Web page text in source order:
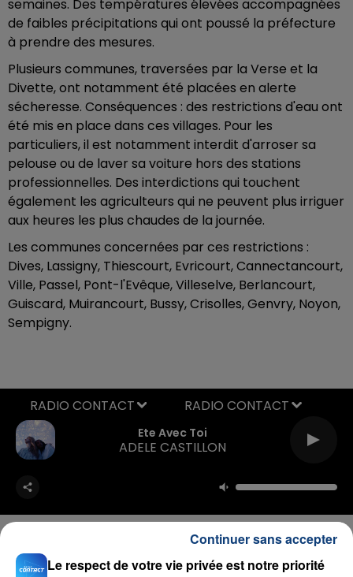
semaines. Des températures élevées accompagnées
de faibles précipitations qui ont poussé la préfecture
à prendre des mesures.
Plusieurs communes, traversées par la Verse et la
Divette, ont notamment été placées en alerte
sécheresse. Conséquences : des restrictions d'eau ont
été mis en place dans ces villages. Pour les
particuliers, il est notamment interdit d'arroser sa
pelouse ou de laver sa voiture hors des stations
professionnelles. Des interdictions qui touchent
également les agriculteurs qui ne peuvent plus irriguer
aux heures les plus chaudes de la journée.
Les communes concernées par ces restrictions :
Dives, Lassigny, Thiescourt, Evricourt, Cannectancourt,
Ville, Passel, Pont-l'Evêque, Villeselve, Berlancourt,
Guiscard, Muirancourt, Bussy, Crisolles, Genvry, Noyon,
Sempigny.
Ete Avec Toi
ADELE CASTILLON
RADIO CONTACT
Le respect de votre vie privée est notre priorité
Continuer sans accepter